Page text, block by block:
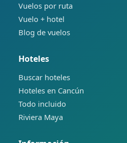
Vuelos por ruta
Vuelo + hotel
Blog de vuelos
Hoteles
Buscar hoteles
Hoteles en Cancún
Todo incluido
Riviera Maya